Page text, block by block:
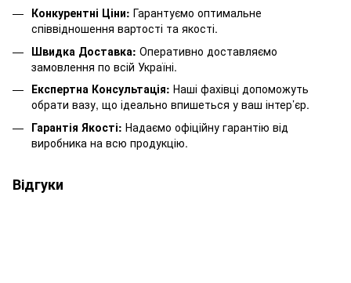
Конкурентні Ціни: Гарантуємо оптимальне
співвідношення вартості та якості.
Швидка Доставка: Оперативно доставляємо
замовлення по всій Україні.
Експертна Консультація: Наші фахівці допоможуть
обрати вазу, що ідеально впишеться у ваш інтер’єр.
Гарантія Якості: Надаємо офіційну гарантію від
виробника на всю продукцію.
Відгуки